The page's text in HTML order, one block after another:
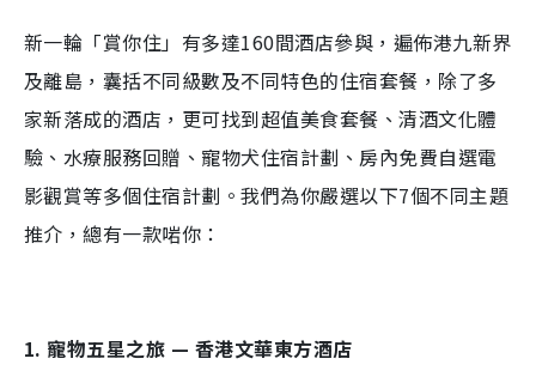
新一輪「賞你住」有多達160間酒店參與，遍佈港九新界
及離島，囊括不同級數及不同特色的住宿套餐，除了多
家新落成的酒店，更可找到超值美食套餐、清酒文化體
驗、水療服務回贈、寵物犬住宿計劃、房內免費自選電
影觀賞等多個住宿計劃。我們為你嚴選以下7個不同主題
推介，總有一款啱你：
1. 寵物五星之旅 — 香港文華東方酒店